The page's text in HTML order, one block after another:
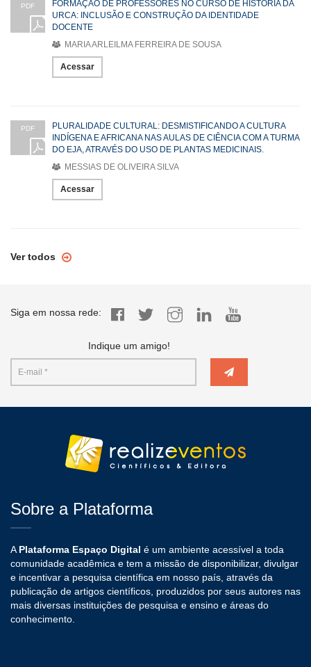
PDF
FORMAÇÃO DE PROFESSORES NO CURSO DE HISTÓRIA DA
URCA: INCLUSÃO E CONSTRUÇÃO DA IDENTIDADE
DOCENTE
MARIA ARLEILMA FERREIRA DE SOUSA
Acessar
PDF
PLURALIDADE CULTURAL: DESMISTIFICANDO A CULTURA
INDÍGENA E AFRICANA NAS AULAS DE CIÊNCIA COM A TURMA
DO EJA, ATRAVÉS DO USO DE PLANTAS MEDICINAIS.
MESSIAS DE OLIVEIRA SILVA
Acessar
Ver todos
Siga em nossa rede:
Indique um amigo!
Sobre a Plataforma
A Plataforma Espaço Digital é um ambiente acessível a toda
comunidade acadêmica e tem a missão de disponibilizar, divulgar
e incentivar a pesquisa científica em nosso país, através da
publicação de artigos científicos, produzidos por seus autores nas
mais diversas instituições de pesquisa e ensino e áreas do
conhecimento.